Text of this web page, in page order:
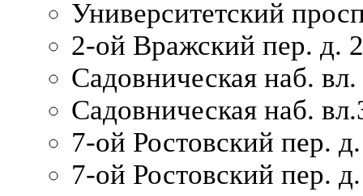
Университетский
2-ой Вражский пер. д. 2
Садовническая наб.
Садовническая наб.
7-ой Ростовский пер.
7-ой Ростовский пер.